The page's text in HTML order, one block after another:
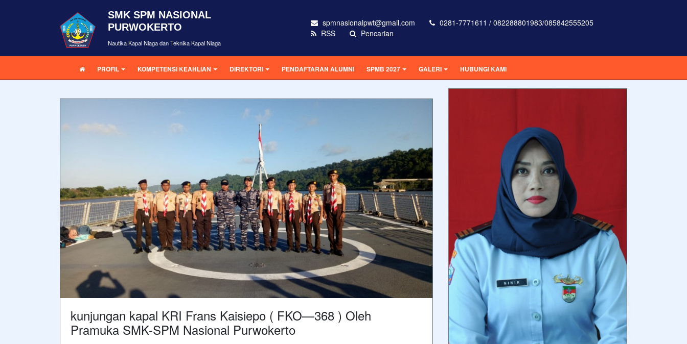
SMK SPM NASIONAL
PURWOKERTO
Nautika Kapal Niaga dan Teknika Kapal Niaga
spmnasionalpwt@gmail.com
0281-7771611 / 082288801983/085842555205
RSS
Pencarian
PROFIL KOMPETENSI KEAHLIAN DIREKTORI PENDAFTARAN ALUMNI SPMB 2027 GALERI HUBUNGI KAMI
kunjungan kapal KRI Frans Kaisiepo ( FKO—368 ) Oleh
Pramuka SMK-SPM Nasional Purwokerto